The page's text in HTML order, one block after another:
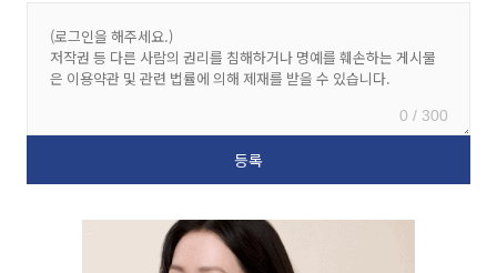
0 / 300